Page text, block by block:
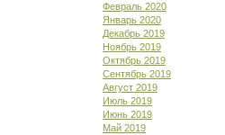
Февраль 2020
Январь 2020
Декабрь 2019
Ноябрь 2019
Октябрь 2019
Сентябрь 2019
Август 2019
Июль 2019
Июнь 2019
Май 2019